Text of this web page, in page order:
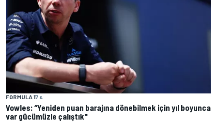
FORMULA 17 s
Vowles: “Yeniden puan barajına dönebilmek için yıl boyunca
var gücümüzle çalıştık"